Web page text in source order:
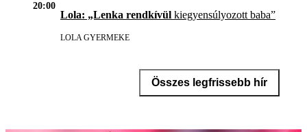
20:00
Lola: „Lenka rendkívül kiegyensúlyozott baba”
LOLA GYERMEKE
Összes legfrissebb hír